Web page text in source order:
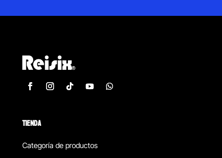
TIENDA
Categoría de productos